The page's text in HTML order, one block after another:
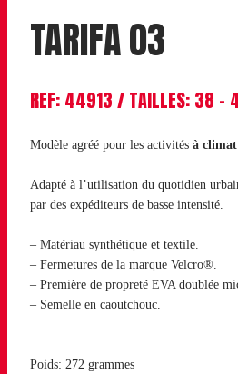
TARIFA 03
REF: 44913 / TAILLES: 38 –
Modèle agréé pour les activités à
Adapté à l’utilisation du quotidien
par des expéditeurs de basse intensité.
– Matériau synthétique et textile.
– Fermetures de la marque Velcro®.
– Première de propreté EVA doublée
– Semelle en caoutchouc.
Poids: 272 grammes